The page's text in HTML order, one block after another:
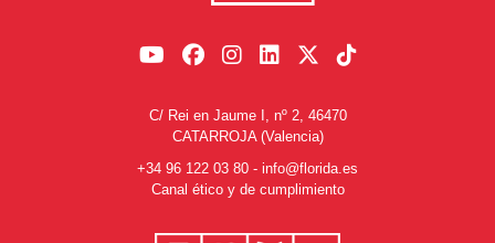
C/ Rei en Jaume I, nº 2, 46470
CATARROJA (Valencia)
+34 96 122 03 80 - info@florida.es
Canal ético y de cumplimiento